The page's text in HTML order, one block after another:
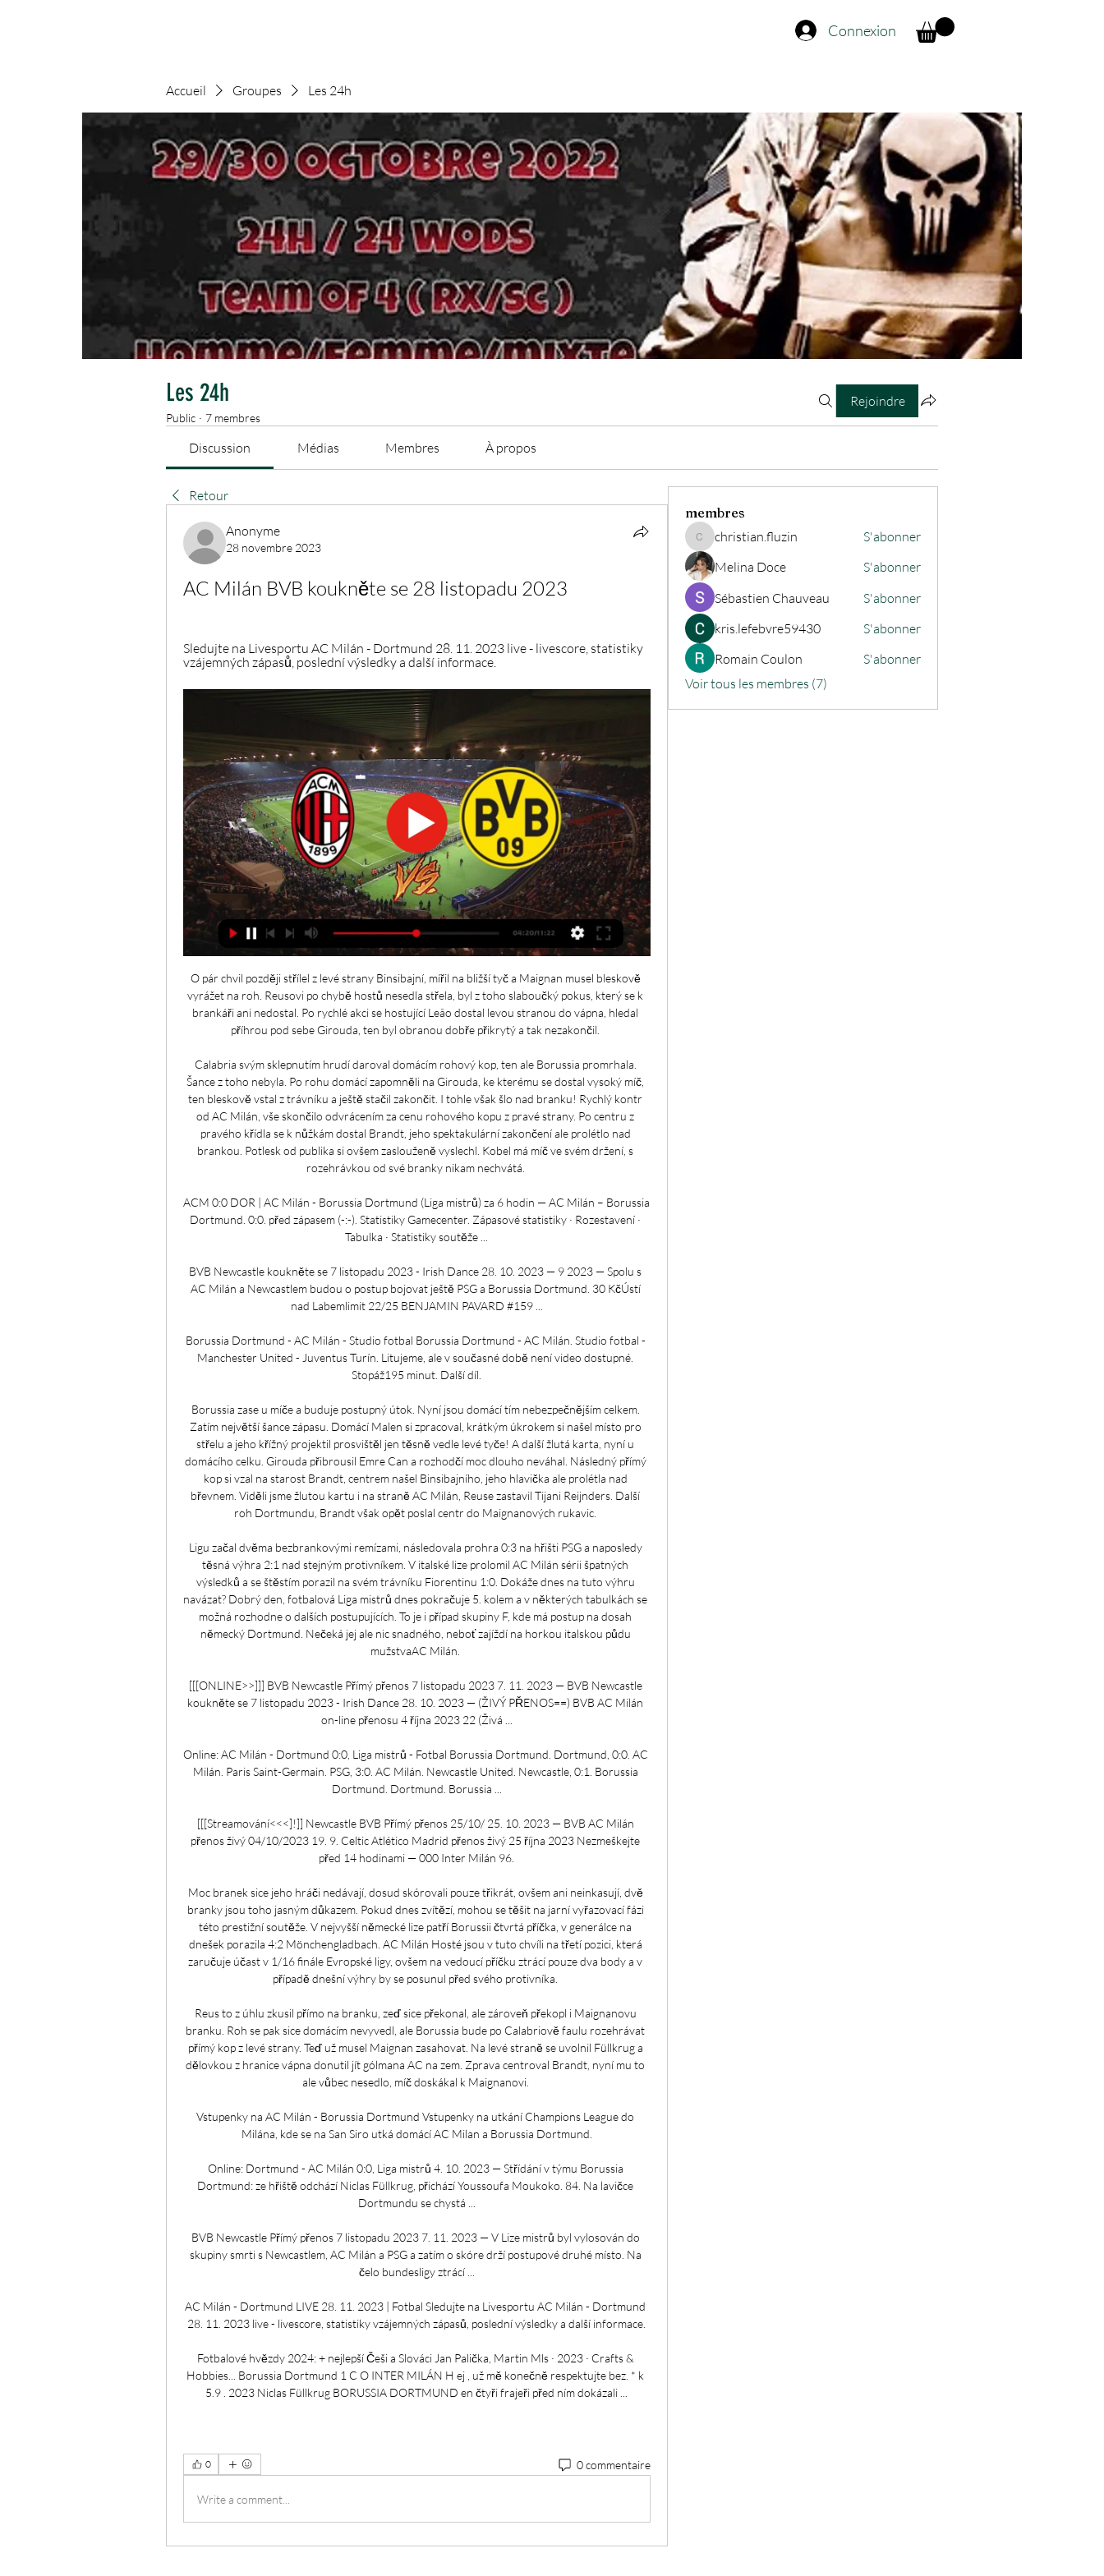
Connexion
Accueil Groupes Les 24h
Les 24h
Public · 7 membres
Rejoindre
Discussion Médias Membres À propos
Retour
Anonyme
28 novembre 2023
AC Milán BVB koukněte se 28 listopadu 2023
Sledujte na Livesportu AC Milán - Dortmund 28. 11. 2023 live - livescore, statistiky
vzájemných zápasů, poslední výsledky a další informace.
O pár chvil později střílel z levé strany Binsibajní, mířil na bližší tyč a Maignan musel bleskově
vyrážet na roh. Reusovi po chybě hostů nesedla střela, byl z toho slaboučký pokus, který se k
brankáři ani nedostal. Po rychlé akci se hostující Leão dostal levou stranou do vápna, hledal
příhrou pod sebe Girouda, ten byl obranou dobře přikrytý a tak nezakončil.
Calabria svým sklepnutím hrudí daroval domácím rohový kop, ten ale Borussia promrhala.
Šance z toho nebyla. Po rohu domácí zapomněli na Girouda, ke kterému se dostal vysoký míč,
ten bleskově vstal z trávníku a ještě stačil zakončit. I tohle však šlo nad branku! Rychlý kontr
od AC Milán, vše skončilo odvrácením za cenu rohového kopu z pravé strany. Po centru z
pravého křídla se k nůžkám dostal Brandt, jeho spektakulární zakončení ale prolétlo nad
brankou. Potlesk od publika si ovšem zaslouženě vyslechl. Kobel má míč ve svém držení, s
rozehrávkou od své branky nikam nechvátá.
ACM 0:0 DOR | AC Milán - Borussia Dortmund (Liga mistrů) za 6 hodin — AC Milán – Borussia
Dortmund. 0:0. před zápasem (-:-). Statistiky Gamecenter. Zápasové statistiky · Rozestavení ·
Tabulka · Statistiky soutěže ...
BVB Newcastle koukněte se 7 listopadu 2023 - Irish Dance 28. 10. 2023 — 9 2023 — Spolu s
AC Milán a Newcastlem budou o postup bojovat ještě PSG a Borussia Dortmund. 30 KčÚstí
nad Labemlimit 22/25 BENJAMIN PAVARD #159 ...
Borussia Dortmund - AC Milán - Studio fotbal Borussia Dortmund - AC Milán. Studio fotbal -
Manchester United - Juventus Turín. Litujeme, ale v současné době není video dostupné.
Stopáž195 minut. Další díl.
Borussia zase u míče a buduje postupný útok. Nyní jsou domácí tím nebezpečnějším celkem.
Zatím největší šance zápasu. Domácí Malen si zpracoval, krátkým úkrokem si našel místo pro
střelu a jeho křížný projektil prosvištěl jen těsně vedle levé tyče! A další žlutá karta, nyní u
domácího celku. Girouda přibrousil Emre Can a rozhodčí moc dlouho neváhal. Následný přímý
kop si vzal na starost Brandt, centrem našel Binsibajního, jeho hlavička ale prolétla nad
břevnem. Viděli jsme žlutou kartu i na straně AC Milán, Reuse zastavil Tijani Reijnders. Další
roh Dortmundu, Brandt však opět poslal centr do Maignanových rukavic.
Ligu začal dvěma bezbrankovými remízami, následovala prohra 0:3 na hřišti PSG a naposledy
těsná výhra 2:1 nad stejným protivníkem. V italské lize prolomil AC Milán sérii špatných
výsledků a se štěstím porazil na svém trávníku Fiorentinu 1:0. Dokáže dnes na tuto výhru
navázat? Dobrý den, fotbalová Liga mistrů dnes pokračuje 5. kolem a v některých tabulkách se
možná rozhodne o dalších postupujících. To je i případ skupiny F, kde má postup na dosah
německý Dortmund. Nečeká jej ale nic snadného, neboť zajíždí na horkou italskou půdu
mužstvaAC Milán.
[[[ONLINE>>]]] BVB Newcastle Přímý přenos 7 listopadu 2023 7. 11. 2023 — BVB Newcastle
koukněte se 7 listopadu 2023 - Irish Dance 28. 10. 2023 — (ŽIVÝ PŘENOS==) BVB AC Milán
on-line přenosu 4 října 2023 22 (Živá ...
Online: AC Milán - Dortmund 0:0, Liga mistrů - Fotbal Borussia Dortmund. Dortmund, 0:0. AC
Milán. Paris Saint-Germain. PSG, 3:0. AC Milán. Newcastle United. Newcastle, 0:1. Borussia
Dortmund. Dortmund. Borussia ...
[[[Streamování<<<]!]] Newcastle BVB Přímý přenos 25/10/ 25. 10. 2023 — BVB AC Milán
přenos živý 04/10/2023 19. 9. Celtic Atlético Madrid přenos živý 25 října 2023 Nezmeškejte
před 14 hodinami — 000 Inter Milán 96.
Moc branek sice jeho hráči nedávají, dosud skórovali pouze třikrát, ovšem ani neinkasují, dvě
branky jsou toho jasným důkazem. Pokud dnes zvítězí, mohou se těšit na jarní vyřazovací fázi
této prestižní soutěže. V nejvyšší německé lize patří Borussii čtvrtá příčka, v generálce na
dnešek porazila 4:2 Mönchengladbach. AC Milán Hosté jsou v tuto chvíli na třetí pozici, která
zaručuje účast v 1/16 finále Evropské ligy, ovšem na vedoucí příčku ztrácí pouze dva body a v
případě dnešní výhry by se posunul před svého protivníka.
Reus to z úhlu zkusil přímo na branku, zeď sice překonal, ale zároveň překopl i Maignanovu
branku. Roh se pak sice domácím nevyvedl, ale Borussia bude po Calabriově faulu rozehrávat
přímý kop z levé strany. Teď už musel Maignan zasahovat. Na levé straně se uvolnil Füllkrug a
dělovkou z hranice vápna donutil jít gólmana AC na zem. Zprava centroval Brandt, nyní mu to
ale vůbec nesedlo, míč doskákal k Maignanovi.
Vstupenky na AC Milán - Borussia Dortmund Vstupenky na utkání Champions League do
Milána, kde se na San Siro utká domácí AC Milan a Borussia Dortmund.
Online: Dortmund - AC Milán 0:0, Liga mistrů 4. 10. 2023 — Střídání v týmu Borussia
Dortmund: ze hřiště odchází Niclas Füllkrug, přichází Youssoufa Moukoko. 84. Na lavičce
Dortmundu se chystá ...
BVB Newcastle Přímý přenos 7 listopadu 2023 7. 11. 2023 — V Lize mistrů byl vylosován do
skupiny smrti s Newcastlem, AC Milán a PSG a zatím o skóre drží postupové druhé místo. Na
čelo bundesligy ztrácí ...
AC Milán - Dortmund LIVE 28. 11. 2023 | Fotbal Sledujte na Livesportu AC Milán - Dortmund
28. 11. 2023 live - livescore, statistiky vzájemných zápasů, poslední výsledky a další informace.
Fotbalové hvězdy 2024: + nejlepší Češi a Slováci Jan Palička, ‎Martin Mls · 2023 · ‎Crafts &
Hobbies... Borussia Dortmund 1 C O INTER MILÁN H ej , už mě konečně respektujte bez. * k
5.9 . 2023 Niclas Füllkrug BORUSSIA DORTMUND en čtyři frajeři před ním dokázali ...
0 0 commentaire
Write a comment...
membres
christian.fluzin
christian.fluzin
S'abonner
Melina Doce
S'abonner
Sébastien Chauveau
S'abonner
kris.lefebvre59430
S'abonner
Romain Coulon
S'abonner
Voir tous les membres (7)